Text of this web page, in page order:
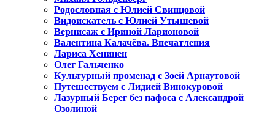
Родословная с Юлией Свинцовой
Видоискатель с Юлией Утышевой
Вернисаж с Ириной Ларионовой
Валентина Калачёва. Впечатления
Лариса Хенинен
Олег Гальченко
Культурный променад с Зоей Арнаутовой
Путешествуем с Лидией Винокуровой
Лазурный Берег без пафоса с Александрой
Озолиной